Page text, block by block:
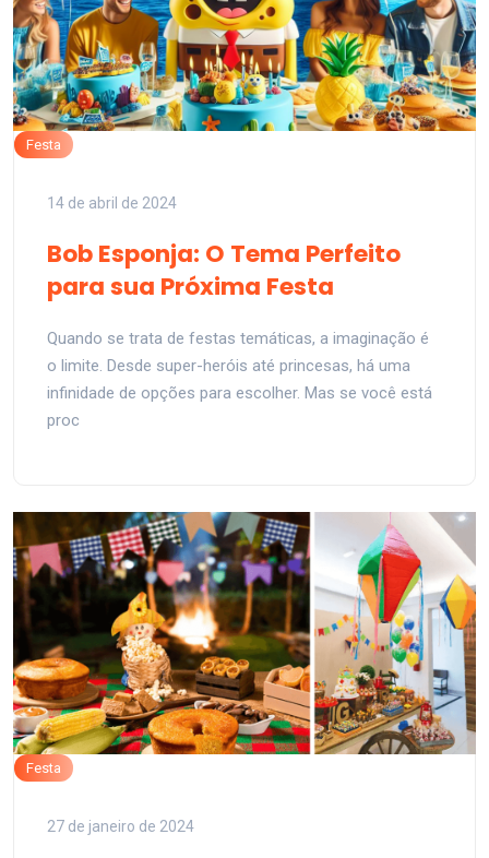
Festa
14 de abril de 2024
Bob Esponja: O Tema Perfeito
para sua Próxima Festa
Quando se trata de festas temáticas, a imaginação é
o limite. Desde super-heróis até princesas, há uma
infinidade de opções para escolher. Mas se você está
proc
Festa
27 de janeiro de 2024